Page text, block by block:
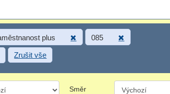
plus 085
Zrušit vše
Směr